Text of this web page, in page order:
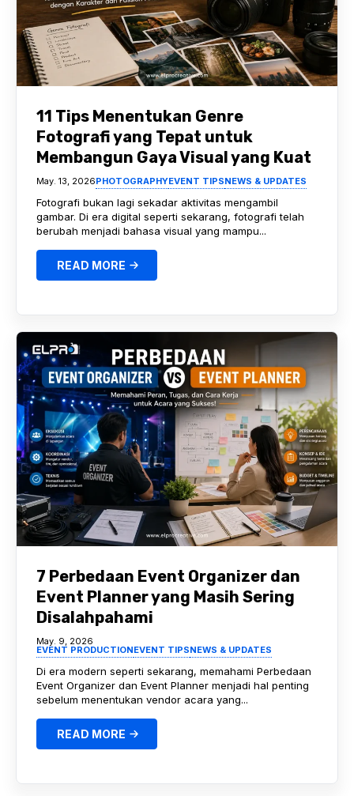
11 Tips Menentukan Genre
Fotografi yang Tepat untuk
Membangun Gaya Visual yang Kuat
May. 13, 2026PHOTOGRAPHYEVENT TIPSNEWS & UPDATES
Fotografi bukan lagi sekadar aktivitas mengambil
gambar. Di era digital seperti sekarang, fotografi telah
berubah menjadi bahasa visual yang mampu...
READ MORE
7 Perbedaan Event Organizer dan
Event Planner yang Masih Sering
Disalahpahami
May. 9, 2026
EVENT PRODUCTIONEVENT TIPSNEWS & UPDATES
Di era modern seperti sekarang, memahami Perbedaan
Event Organizer dan Event Planner menjadi hal penting
sebelum menentukan vendor acara yang...
READ MORE